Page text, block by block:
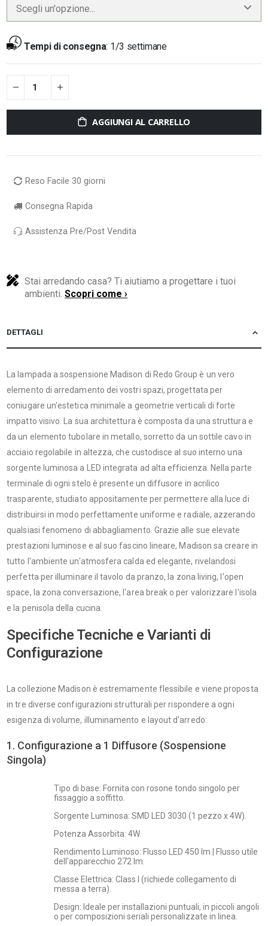
Scegli un'opzione...
Tempi di consegna: 1/3 settimane
AGGIUNGI AL CARRELLO
Reso Facile 30 giorni
Consegna Rapida
Assistenza Pre/Post Vendita
Stai arredando casa? Ti aiutiamo a progettare i tuoi
ambienti.Scopri come ›
DETTAGLI
La lampada a sospensione Madison di Redo Group è un vero
elemento di arredamento dei vostri spazi, progettata per
coniugare un'estetica minimale a geometrie verticali di forte
impatto visivo. La sua architettura è composta da una struttura e
da un elemento tubolare in metallo, sorretto da un sottile cavo in
acciaio regolabile in altezza, che custodisce al suo interno una
sorgente luminosa a LED integrata ad alta efficienza. Nella parte
terminale di ogni stelo è presente un diffusore in acrilico
trasparente, studiato appositamente per permettere alla luce di
distribuirsi in modo perfettamente uniforme e radiale, azzerando
qualsiasi fenomeno di abbagliamento. Grazie alle sue elevate
prestazioni luminose e al suo fascino lineare, Madison sa creare in
tutto l'ambiente un'atmosfera calda ed elegante, rivelandosi
perfetta per illuminare il tavolo da pranzo, la zona living, l'open
space, la zona conversazione, l'area break o per valorizzare l'isola
e la penisola della cucina.
Specifiche Tecniche e Varianti di
Configurazione
La collezione Madison è estremamente flessibile e viene proposta
in tre diverse configurazioni strutturali per rispondere a ogni
esigenza di volume, illuminamento e layout d'arredo:
1. Configurazione a 1 Diffusore (Sospensione
Singola)
Tipo di base: Fornita con rosone tondo singolo per
fissaggio a soffitto.
Sorgente Luminosa: SMD LED 3030 (1 pezzo x 4W).
Potenza Assorbita: 4W.
Rendimento Luminoso: Flusso LED 450 lm | Flusso utile
dell'apparecchio 272 lm.
Classe Elettrica: Class I (richiede collegamento di
messa a terra).
Design: Ideale per installazioni puntuali, in piccoli angoli
o per composizioni seriali personalizzate in linea.